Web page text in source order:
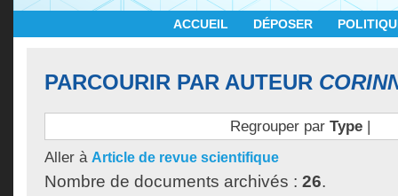
ACCUEIL DÉPOSER
PARCOURIR PAR AUTEUR
Regrouper par Type|
Aller à Article de revue scientifique
Nombre de documents archivés : 26.